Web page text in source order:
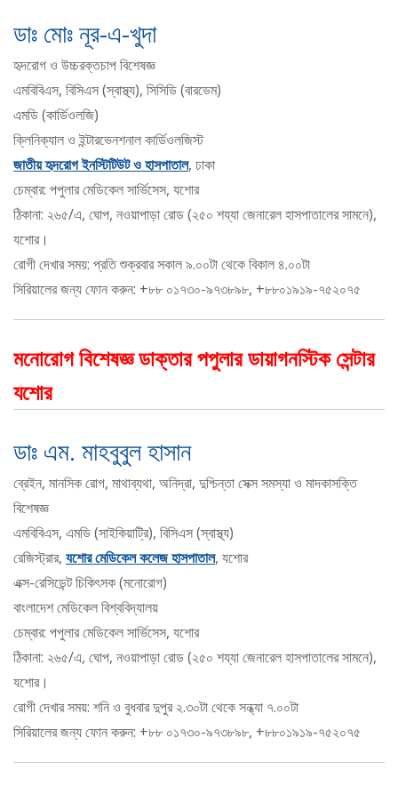
ডাঃ মোঃ নূর-এ-খুদা
হৃদরোগ ও উচ্চরক্তচাপ বিশেষজ্ঞ
এমবিবিএস, বিসিএস (স্বাস্থ্য), সিসিডি (বারডেম)
এমডি (কার্ডিওলজি)
ক্লিনিক্যাল ও ইন্টারভেনশনাল কার্ডিওলজিস্ট
জাতীয় হৃদরোগ ইনস্টিটিউট ও হাসপাতাল, ঢাকা
চেম্বার: পপুলার মেডিকেল সার্ভিসেস, যশোর
ঠিকানা: ২৬৫/এ, ঘোপ, নওয়াপাড়া রোড (২৫০ শয্যা জেনারেল হাসপাতালের সামনে),
যশোর।
রোগী দেখার সময়: প্রতি শুক্রবার সকাল ৯.০০টা থেকে বিকাল ৪.০০টা
সিরিয়ালের জন্য ফোন করুন: +৮৮ ০১৭৩০-৯৭৩৮৯৮, +৮৮০১৯১৯-৭৫২০৭৫
মনোরোগ বিশেষজ্ঞ ডাক্তার পপুলার ডায়াগনস্টিক সেন্টার
যশোর
ডাঃ এম. মাহবুবুল হাসান
ব্রেইন, মানসিক রোগ, মাথাব্যথা, অনিদ্রা, দুশ্চিন্তা সেক্স সমস্যা ও মাদকাসক্তি
বিশেষজ্ঞ
এমবিবিএস, এমডি (সাইকিয়াট্রি), বিসিএস (স্বাস্থ্য)
রেজিস্ট্রার, যশোর মেডিকেল কলেজ হাসপাতাল, যশোর
এক্স-রেসিডেন্ট চিকিৎসক (মনোরোগ)
বাংলাদেশ মেডিকেল বিশ্ববিদ্যালয়
চেম্বার: পপুলার মেডিকেল সার্ভিসেস, যশোর
ঠিকানা: ২৬৫/এ, ঘোপ, নওয়াপাড়া রোড (২৫০ শয্যা জেনারেল হাসপাতালের সামনে),
যশোর।
রোগী দেখার সময়: শনি ও বুধবার দুপুর ২.৩০টা থেকে সন্ধ্যা ৭.০০টা
সিরিয়ালের জন্য ফোন করুন: +৮৮ ০১৭৩০-৯৭৩৮৯৮, +৮৮০১৯১৯-৭৫২০৭৫